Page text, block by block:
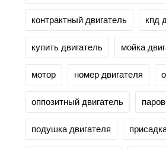
контрактный двигатель кпд
купить двигатель мойка
мотор номер двигателя
оппозитный двигатель
подушка двигателя